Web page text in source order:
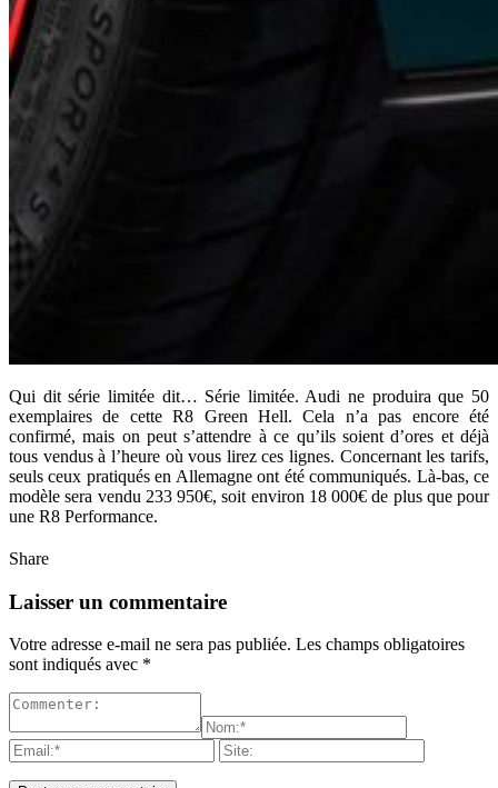
Qui dit série limitée dit… Série limitée. Audi ne produira que 50
exemplaires de cette R8 Green Hell. Cela n’a pas encore été
confirmé, mais on peut s’attendre à ce qu’ils soient d’ores et déjà
tous vendus à l’heure où vous lirez ces lignes. Concernant les tarifs,
seuls ceux pratiqués en Allemagne ont été communiqués. Là-bas, ce
modèle sera vendu 233 950€, soit environ 18 000€ de plus que pour
une R8 Performance.
Share
Laisser un commentaire
Votre adresse e-mail ne sera pas publiée. Les champs obligatoires
sont indiqués avec *